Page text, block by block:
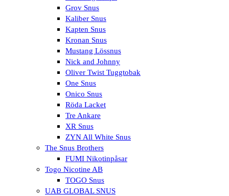
Grov Snus
Kaliber Snus
Kapten Snus
Kronan Snus
Mustang Lössnus
Nick and Johnny
Oliver Twist Tuggtobak
One Snus
Onico Snus
Röda Lacket
Tre Ankare
XR Snus
ZYN All White Snus
The Snus Brothers
FUMI Nikotinpåsar
Togo Nicotine AB
TOGO Snus
UAB GLOBAL SNUS